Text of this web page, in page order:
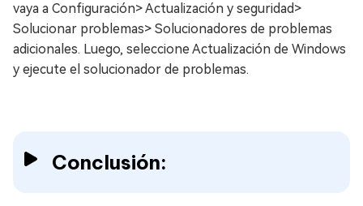
vaya a Configuración> Actualización y seguridad>
Solucionar problemas> Solucionadores de problemas
adicionales. Luego, seleccione Actualización de Windows
y ejecute el solucionador de problemas.
Conclusión: